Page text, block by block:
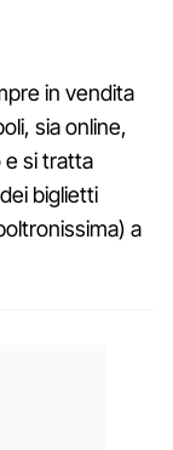
in vendita
sia online,
si tratta
biglietti
a